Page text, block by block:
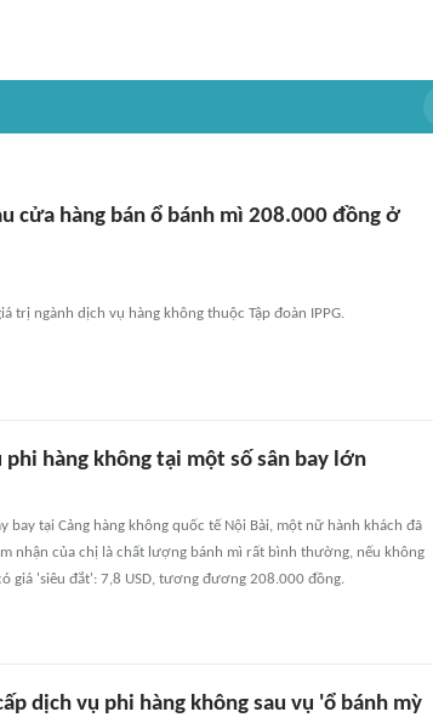
cửa hàng bán ổ bánh mì 208.000 đồng ở
trị ngành dịch vụ hàng không thuộc Tập đoàn IPPG.
phi hàng không tại một số sân bay lớn
bay tại Cảng hàng không quốc tế Nội Bài, một nữ hành khách đã
nhận của chị là chất lượng bánh mì rất bình thường, nếu không
giá 'siêu đắt': 7,8 USD, tương đương 208.000 đồng.
dịch vụ phi hàng không sau vụ 'ổ bánh mỳ